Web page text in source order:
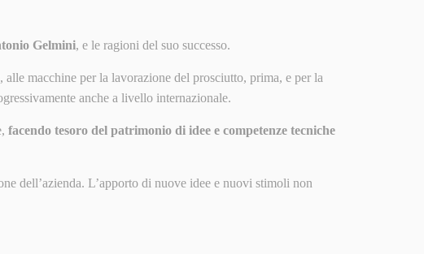
Gelmini, e le ragioni del suo successo.
macchine per la lavorazione del prosciutto, prima, e per la
anche a livello internazionale.
facendo tesoro del patrimonio di idee e competenze tecniche
dell’azienda. L’apporto di nuove idee e nuovi stimoli non